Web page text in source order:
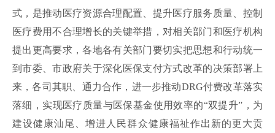
式，是推动医疗资源合理配置、提升医疗服务质量、控制
医疗费用不合理增长的关键举措，对相关部门和医疗机构
提出更高要求，各地各有关部门要切实把思想和行动统一
到市委、市政府关于深化医保支付方式改革的决策部署上
来，各司其职、通力合作，进一步推动DRG付费改革落实
落细，实现医疗质量与医保基金使用效率的“双提升”，为
建设健康汕尾、增进人民群众健康福祉作出新的更大贡